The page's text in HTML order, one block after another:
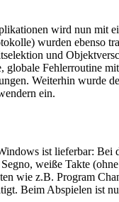
wird nun mit
wurden ebenso
und
Fehlerroutine
Weiterhin wurde
ein.
ist lieferbar:
weiße Takte
z.B. Program
Beim Abspielen ist